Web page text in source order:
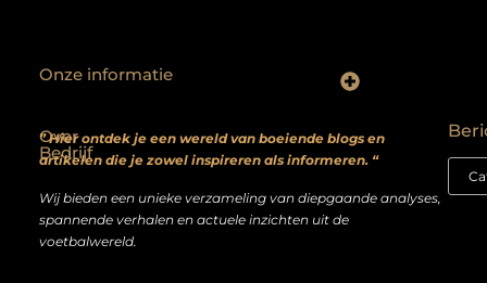
Over
Bedrijf
” Hier ontdek je een wereld van boeiende blogs en
artikelen die je zowel inspireren als informeren. “
Wij bieden een unieke verzameling van diepgaande analyses,
spannende verhalen en actuele inzichten uit de
voetbalwereld.
Onze informatie